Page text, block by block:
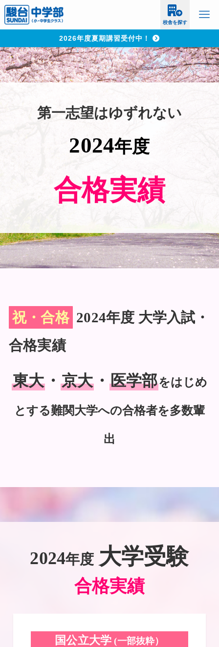
校舎を探す
2026年度夏期講習受付中！
第一志望はゆずれない
2024年度
合格実績
祝・合格 2024年度 大学入試・
合格実績
東大 ・ 京大 ・ 医学部をはじめ
とする難関大学への合格者を多数輩
出
2024年度 大学受験
合格実績
国公立大学 (一部抜粋）